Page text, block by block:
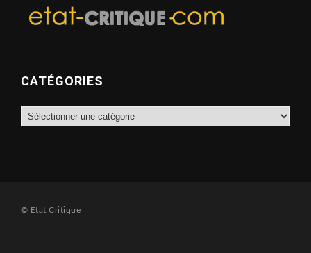
CATÉGORIES
Catégories
© Etat Critique